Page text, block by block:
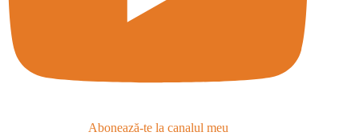
Abonează-te la canalul meu